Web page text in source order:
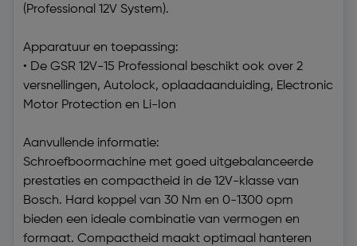
(Professional 12V System).
Apparatuur en toepassing:
• De GSR 12V-15 Professional beschikt ook over 2
versnellingen, Autolock, oplaadaanduiding, Electronic
Motor Protection en Li-Ion
Aanvullende informatie:
Schroefboormachine met goed uitgebalanceerde
prestaties en compactheid in de 12V-klasse van
Bosch. Hard koppel van 30 Nm en 0-1300 opm
bieden een ideale combinatie van vermogen en
formaat. Compactheid maakt optimaal hanteren